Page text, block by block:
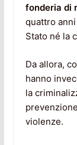
fonderia di
quattro
Stato né la
Da allora,
hanno
la
violenze.